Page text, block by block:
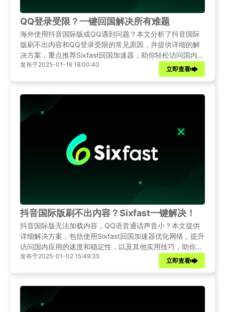
QQ登录受限？一键回国解决所有难题
海外使用抖音国际版或QQ遇到问题？本文分析了抖音国际
版刷不出内容和QQ登录受限的常见原因，并提供详细的解
决方案，重点推荐Sixfast回国加速器，助你轻松访问国内应
用。
发布于2025-01-16 18:00:40
立即查看
抖音国际版刷不出内容？Sixfast一键解决！
抖音国际版无法加载内容，QQ语音通话声音小？本文提供
详细解决方案，包括使用Sixfast回国加速器优化网络，提升
访问国内应用的速度和稳定性，以及其他实用技巧，助你流
畅体验抖音和QQ语音。
发布于2025-01-02 15:49:35
立即查看